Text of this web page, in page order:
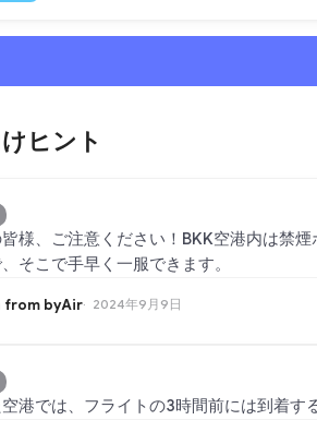
ヒント
様、ご注意ください！BKK空港内は禁
そこで手早く一服できます。
from byAir 2024年9月9日
港では、フライトの3時間前には到着す